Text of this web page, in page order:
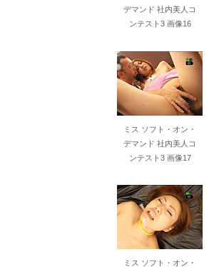
デマンド 社内美人コ
ンテスト3 画像16
ミス ソフト・オン・
デマンド 社内美人コ
ンテスト3 画像17
ミス ソフト・オン・